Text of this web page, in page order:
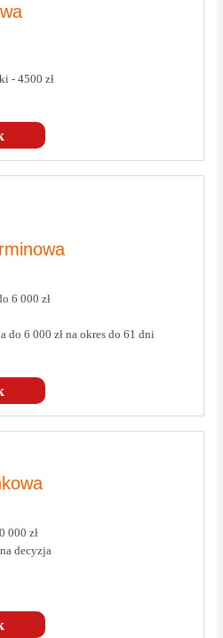
- 4500 zł
6 000 zł
do 6 000 zł na okres do 61 dni
000 zł
decyzja